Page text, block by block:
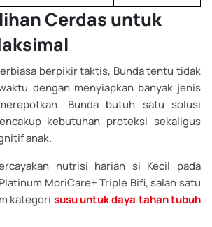
Cerdas untuk
berpikir taktis, Bunda tentu tidak
dengan menyiapkan banyak jenis
Bunda butuh satu solusi
kebutuhan proteksi sekaligus
anak.
nutrisi harian si Kecil pada
MoriCare+ Triple Bifi, salah satu
kategori susu untuk daya tahan tubuh